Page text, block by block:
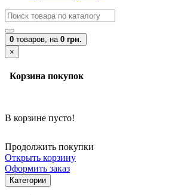
0 товаров, на 0 грн.
×
Корзина покупок
В корзине пусто!
Продолжить покупки
Открыть корзину
Оформить заказ
Категории